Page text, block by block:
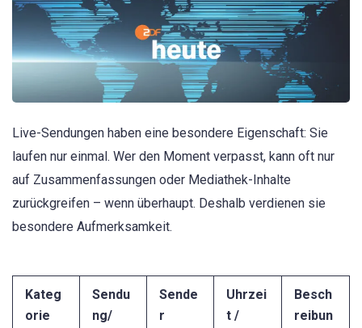
Live-Sendungen haben eine besondere Eigenschaft: Sie
laufen nur einmal. Wer den Moment verpasst, kann oft nur
auf Zusammenfassungen oder Mediathek-Inhalte
zurückgreifen – wenn überhaupt. Deshalb verdienen sie
besondere Aufmerksamkeit.
Kateg
orie
Sendu
ng/
Sende
r
Uhrzei
t /
Besch
reibun